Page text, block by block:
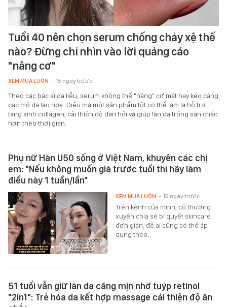
Tuổi 40 nên chọn serum chống chảy xệ thế
nào? Đừng chỉ nhìn vào lời quảng cáo
"nâng cơ"
XEM MUA LUÔN - 15 ngày trước
Theo các bác sĩ da liễu, serum không thể "nâng" cơ mặt hay kéo căng
các mô đã lão hóa. Điều mà một sản phẩm tốt có thể làm là hỗ trợ
tăng sinh collagen, cải thiện độ đàn hồi và giúp làn da trông săn chắc
hơn theo thời gian.
Phụ nữ Hàn U50 sống ở Việt Nam, khuyên các chị
em: "Nếu không muốn già trước tuổi thì hãy làm
điều này 1 tuần/lần"
Trên kênh của mình, cô thường
xuyên chia sẻ bí quyết skincare
đơn giản, để ai cũng có thể áp
dụng theo.
XEM MUA LUÔN - 15 ngày trước
51 tuổi vẫn giữ làn da căng mịn nhờ tuýp retinol
"2in1": Trẻ hóa da kết hợp massage cải thiện độ ăn